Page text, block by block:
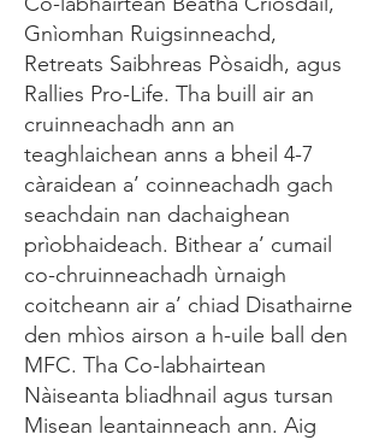
Gnìomhan Ruigsinneachd,
Retreats Saibhreas Pòsaidh, agus
Rallies Pro-Life. Tha buill air an
cruinneachadh ann an
teaghlaichean anns a bheil 4-7
càraidean a’ coinneachadh gach
seachdain nan dachaighean
prìobhaideach. Bithear a’ cumail
co-chruinneachadh ùrnaigh
coitcheann air a’ chiad Disathairne
den mhìos airson a h-uile ball den
MFC. Tha Co-labhairtean
Nàiseanta bliadhnail agus tursan
Misean leantainneach ann. Aig